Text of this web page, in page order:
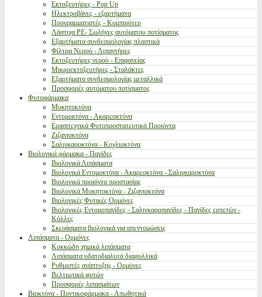
Εκτοξευτήρες - Pop Up
Ηλεκτροβάνες - εξαρτήματα
Προγραμματιστές - Κομπιούτερ
Λάστιχα PE- Σωλήνες αυτόματου ποτίσματος
Εξαρτήματα συνδεσμολογίας πλαστικά
Φίλτρα Νερού - Λιπαντήρες
Εκτοξευτήρες νερού - Επιφανείας
Μικροεκτοξευτήρες - Σταλάκτες
Εξαρτήματα συνδεσμολογίας μεταλλικά
Προσφορές αυτόματου ποτίσματος
Φυτοφάρμακα
Μυκητοκτόνα
Εντομοκτόνα - Ακαρεοκτόνα
Ερασιτεχνικά Φυτοπροστατευτικά Προιόντα
Ζιζανιοκτόνα
Σαλιγκαροκτόνα - Κοχλιοκτόνα
Βιολογικά φάρμακα - Παγίδες
Βιολογικά Λιπάσματα
Βιολογικά Εντομοκτόνα - Ακαρεοκτόνα - Σαλιγκαροκτόνα
Βιολογικά προιόντα προστασίας
Βιολογικά Μυκητοκτόνα - Ζιζανιοκτόνα
Βιολογικές Φυτικές Ορμόνες
Βιολογικές Εντομοπαγίδες - Σαλιγκαροπαγίδες - Παγίδες ερπετών -
Κόλλες
Σκευάσματα βιολογικά για απεντομώσεις
Λιπάσματα - Ορμόνες
Κοκκώδη χημικά λιπάσματα
Λιπάσματα υδατοδιαλυτά διαφυλλικά
Ρυθμιστές ανάπτυξης - Ορμόνες
Βελτιωτικά φυτών
Προσφορές λιπασμάτων
Βιοκτόνα - Ποντικοφάρμακα - Απωθητικά